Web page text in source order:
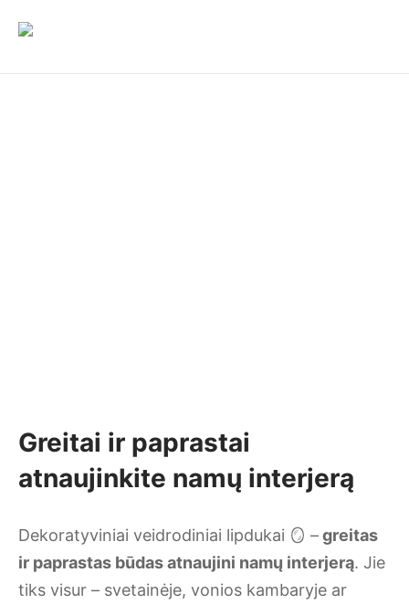
Greitai ir paprastai
atnaujinkite namų interjerą
Dekoratyviniai veidrodiniai lipdukai 🪞 –greitas
ir paprastas būdas atnaujini namų interjerą. Jie
tiks visur – svetainėje, vonios kambaryje ar